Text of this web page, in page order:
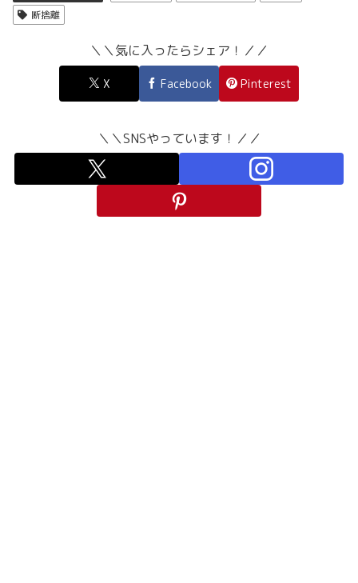
断捨離
＼＼気に入ったらシェア！／／
X Facebook Pinterest
＼＼SNSやっています！／／